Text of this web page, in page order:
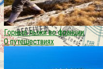
Горные лыжи во франции
О путешествиях